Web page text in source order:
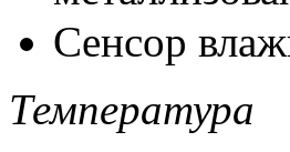
Сенсор
Температура